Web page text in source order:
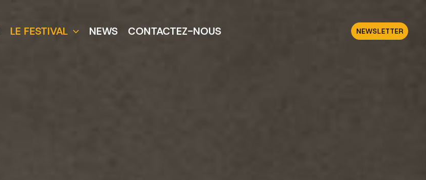
LE FESTIVAL NEWS CONTACTEZ-NOUS NEWSLETTER